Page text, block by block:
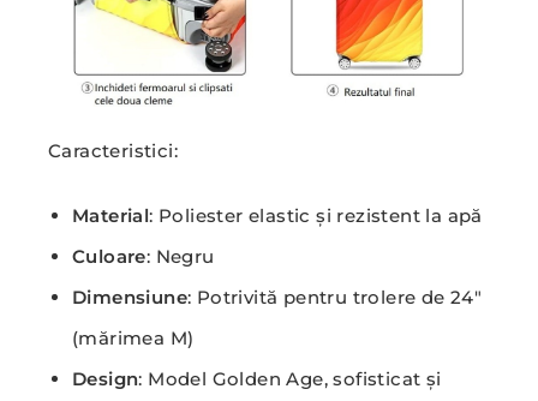
Caracteristici:
Material: Poliester elastic și rezistent la apă
Culoare: Negru
Dimensiune: Potrivită pentru trolere de 24″
(mărimea M)
Design: Model Golden Age, sofisticat și